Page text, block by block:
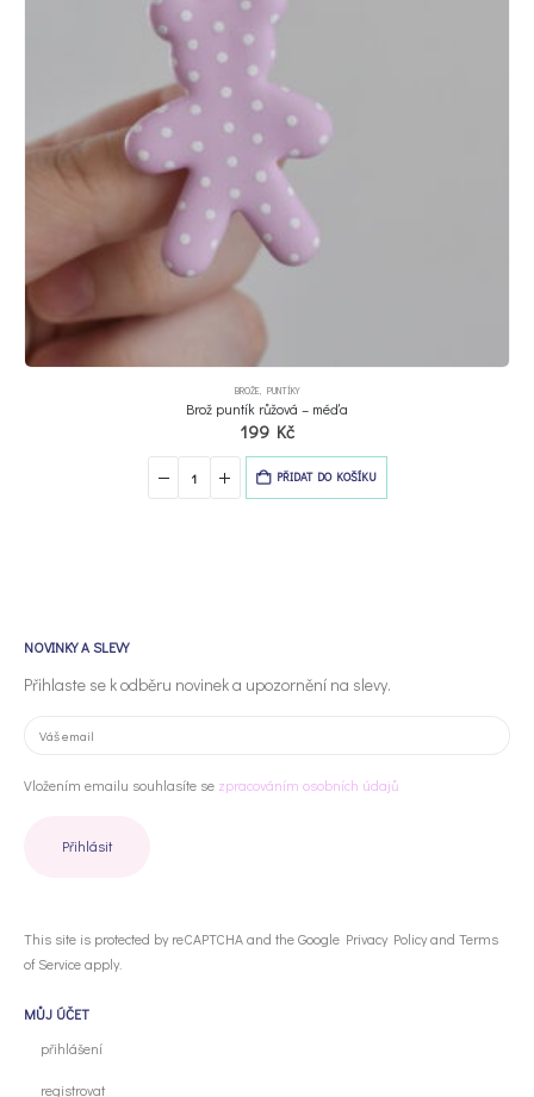
BROŽE PUNTÍKY
Brož puntík růžová – méďa
199 Kč
PŘIDAT DO KOŠÍKU
NOVINKY A SLEVY
Přihlaste se k odběru novinek a upozornění na slevy.
Vložením emailu souhlasíte se zpracováním osobních údajů
This site is protected by reCAPTCHA and the Google Privacy Policyand Terms
of Serviceapply.
MŮJ ÚČET
přihlášení
registrovat